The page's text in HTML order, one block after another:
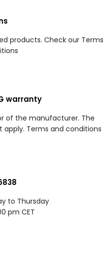
products. Check our Terms
warranty
of the manufacturer. The
apply. Terms and conditions
to Thursday
pm CET